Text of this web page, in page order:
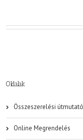
Oldalak
Összeszerelési útmutató
Online Megrendelés